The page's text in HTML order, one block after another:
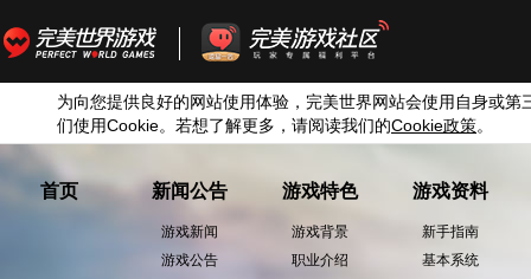
为向您提供良好的网站使用体验，完美世界网站会使用自身或第
们使用Cookie。若想了解更多，请阅读我们的Cookie政策。
首页 新闻公告
游戏新闻
游戏公告
游戏特色
游戏背景
职业介绍
游戏资料
新手指南
基本系统